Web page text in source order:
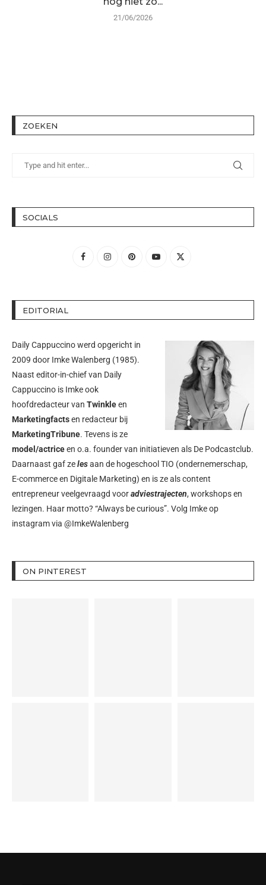
21/06/2026
ZOEKEN
SOCIALS
EDITORIAL
Daily Cappuccino werd opgericht in
2009 door Imke Walenberg (1985).
Naast editor-in-chief van Daily
Cappuccino is Imke ook
hoofdredacteur van Twinkleen
Marketingfactsen redacteur bij
MarketingTribune. Tevens is ze
model/actriceen o.a. founder van initiatieven als De Podcastclub.
Daarnaast gaf zelesaan de hogeschool TIO (ondernemerschap,
E-commerce en Digitale Marketing) en is ze als content
entrepreneur veelgevraagd vooradviestrajecten, workshops en
lezingen. Haar motto? “Always be curious”. Volg Imke op
instagram via @ImkeWalenberg
ON PINTEREST